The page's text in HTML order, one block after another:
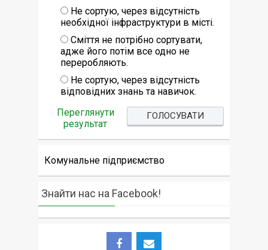
Не сортую, через відсутність
необхідної інфраструктури в місті.
Сміття не потрібно сортувати,
адже його потім все одно не
переробляють.
Не сортую, через відсутність
відповідних знань та навичок.
Переглянути
результат
Комунальне підприємство
Знайти нас на Facebook!